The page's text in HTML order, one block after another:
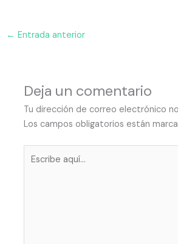
← Entrada anterior
Deja un comentario
Tu dirección de correo electrónico
Los campos obligatorios están
aquí...